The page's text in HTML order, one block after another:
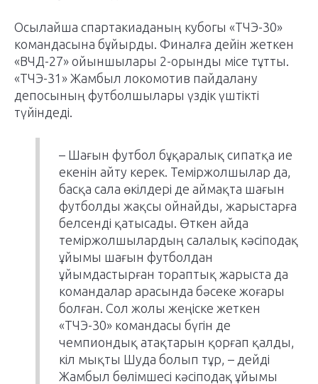
Осылайша спартакиаданың кубогы «ТЧЭ-30»
командасына бұйырды. Финалға дейін жеткен
«ВЧД-27» ойыншылары 2-орынды місе тұтты.
«ТЧЭ-31» Жамбыл локомотив пайдалану
депосының футболшылары үздік үштікті
түйіндеді.
– Шағын футбол бұқаралық сипатқа ие
екенін айту керек. Теміржолшылар да,
басқа сала өкілдері де аймақта шағын
футболды жақсы ойнайды, жарыстарға
белсенді қатысады. Өткен айда
теміржолшылардың салалық кәсіподақ
ұйымы шағын футболдан
ұйымдастырған тораптық жарыста да
командалар арасында бәсеке жоғары
болған. Сол жолы жеңіске жеткен
«ТЧЭ-30» командасы бүгін де
чемпиондық атақтарын қорғап қалды,
кіл мықты Шуда болып тұр, – дейді
Жамбыл бөлімшесі кәсіподақ ұйымы